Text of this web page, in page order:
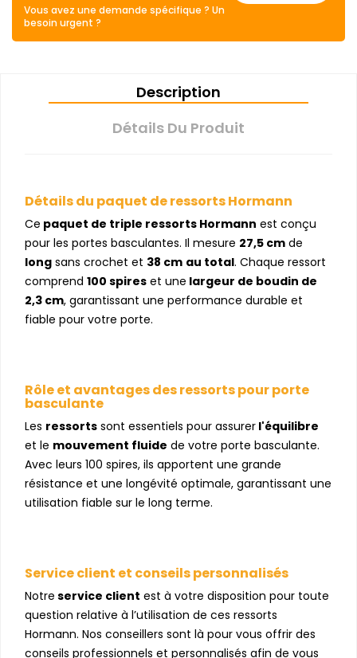
Vous avez une demande spécifique ? Un
besoin urgent ?
Description
Détails Du Produit
Détails du paquet de ressorts Hormann
Ce paquet de triple ressorts Hormann est conçu
pour les portes basculantes. Il mesure 27,5 cm de
long sans crochet et 38 cm au total. Chaque ressort
comprend 100 spires et une largeur de boudin de
2,3 cm, garantissant une performance durable et
fiable pour votre porte.
Rôle et avantages des ressorts pour porte
basculante
Les ressorts sont essentiels pour assurer l'équilibre
et le mouvement fluide de votre porte basculante.
Avec leurs 100 spires, ils apportent une grande
résistance et une longévité optimale, garantissant une
utilisation fiable sur le long terme.
Service client et conseils personnalisés
Notre service client est à votre disposition pour toute
question relative à l’utilisation de ces ressorts
Hormann. Nos conseillers sont là pour vous offrir des
conseils professionnels et personnalisés afin de vous